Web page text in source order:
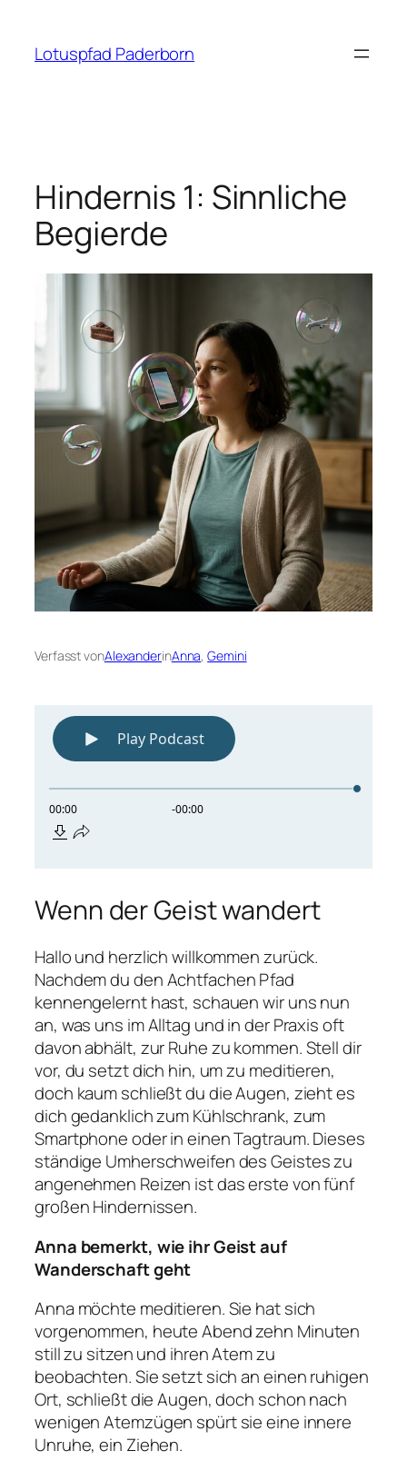
springen
Lotuspfad Paderborn
Hindernis 1: Sinnliche
Begierde
Verfasst vonAlexanderinAnna, Gemini
Wenn der Geist wandert
Hallo und herzlich willkommen zurück.
Nachdem du den Achtfachen Pfad
kennengelernt hast, schauen wir uns nun
an, was uns im Alltag und in der Praxis oft
davon abhält, zur Ruhe zu kommen. Stell dir
vor, du setzt dich hin, um zu meditieren,
doch kaum schließt du die Augen, zieht es
dich gedanklich zum Kühlschrank, zum
Smartphone oder in einen Tagtraum. Dieses
ständige Umherschweifen des Geistes zu
angenehmen Reizen ist das erste von fünf
großen Hindernissen.
Anna bemerkt, wie ihr Geist auf
Wanderschaft geht
Anna möchte meditieren. Sie hat sich
vorgenommen, heute Abend zehn Minuten
still zu sitzen und ihren Atem zu
beobachten. Sie setzt sich an einen ruhigen
Ort, schließt die Augen, doch schon nach
wenigen Atemzügen spürt sie eine innere
Unruhe, ein Ziehen.